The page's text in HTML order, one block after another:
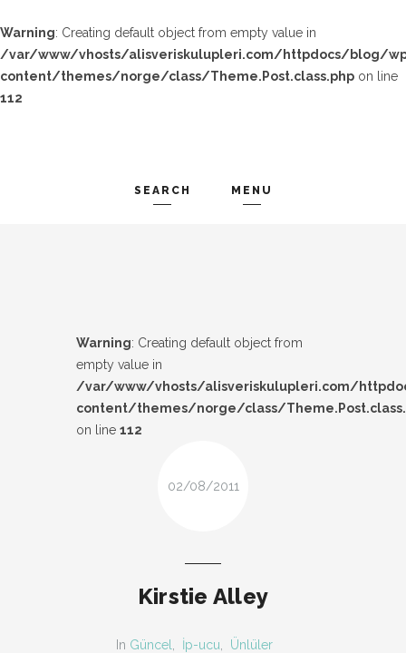
Warning: Creating default object from empty value in
/var/www/vhosts/alisveriskulupleri.com/httpdocs/blog/
content/themes/norge/class/Theme.Post.class.php on line
112
SEARCH MENU
Warning: Creating default object from
empty value in
/var/www/vhosts/alisveriskulupleri.com/
content/themes/norge/class/
on line 112
02/08/2011
Kirstie Alley
In Güncel İp-ucu
Ünlüler